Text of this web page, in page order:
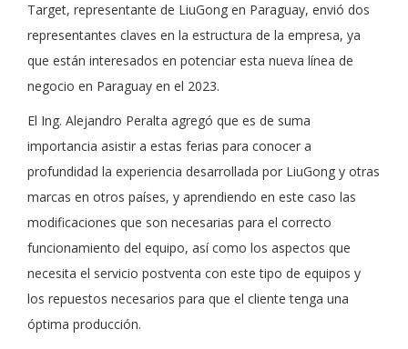
Target, representante de LiuGong en Paraguay, envió dos
representantes claves en la estructura de la empresa, ya
que están interesados en potenciar esta nueva línea de
negocio en Paraguay en el 2023.
El Ing. Alejandro Peralta agregó que es de suma
importancia asistir a estas ferias para conocer a
profundidad la experiencia desarrollada por LiuGong y otras
marcas en otros países, y aprendiendo en este caso las
modificaciones que son necesarias para el correcto
funcionamiento del equipo, así como los aspectos que
necesita el servicio postventa con este tipo de equipos y
los repuestos necesarios para que el cliente tenga una
óptima producción.